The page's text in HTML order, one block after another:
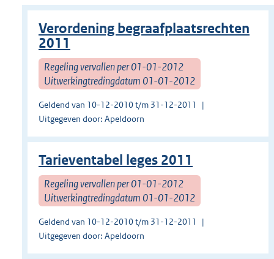
Verordening begraafplaatsrechten
2011
Regeling vervallen per 01-01-2012
Uitwerkingtredingdatum 01-01-2012
Geldend van 10-12-2010 t/m 31-12-2011
Uitgegeven door: Apeldoorn
Tarieventabel leges 2011
Regeling vervallen per 01-01-2012
Uitwerkingtredingdatum 01-01-2012
Geldend van 10-12-2010 t/m 31-12-2011
Uitgegeven door: Apeldoorn